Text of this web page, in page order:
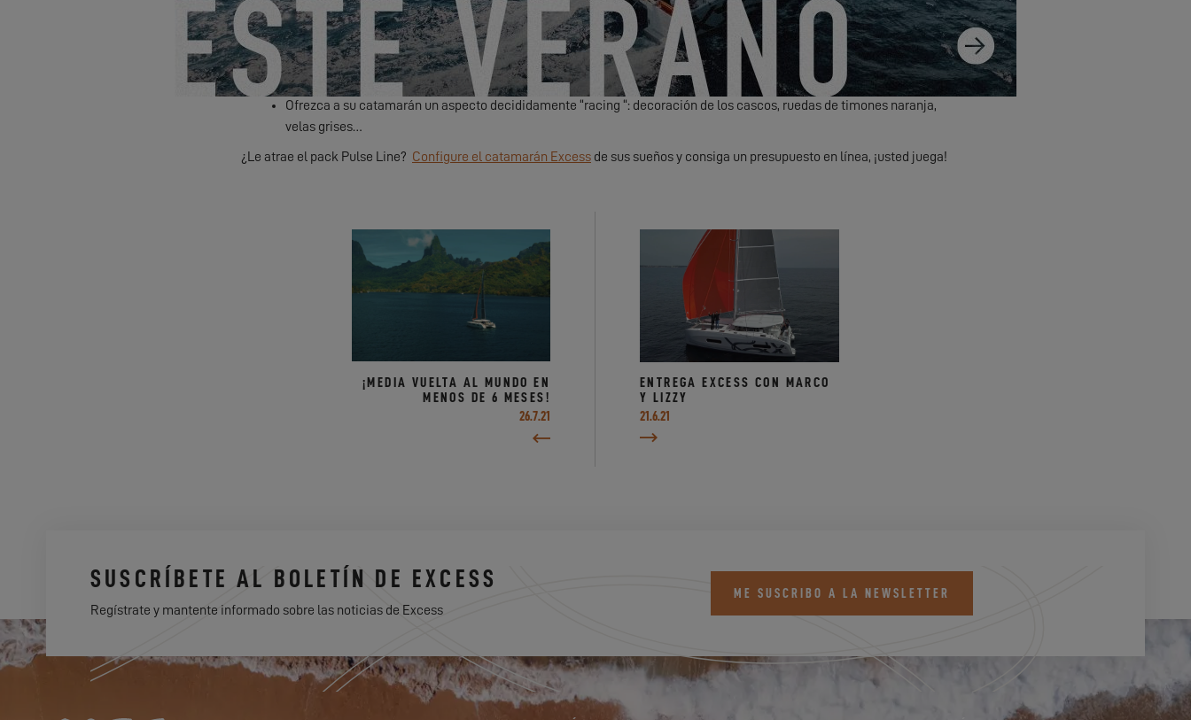
¿Pero en la práctica, en qué se traduce ?
Apague los motores antes de tiempo (a partir de 5 nudos) y navegue inmediatamente a vela.
Opte por una navegación más rápida, consiga más velocidad a vela.
Juegue con su barco: ajuste la configuración, pruebe su comportamiento, sienta su capacidad de respuesta.
Ofrezca a su catamarán un aspecto decididamente “racing “: decoración de los cascos, ruedas de timones naranja,
velas grises…
¿Le atrae el pack Pulse Line? Configure el catamarán Excess de sus sueños y consiga un presupuesto en línea, ¡usted juega!
¡MEDIA VUELTA AL MUNDO EN
MENOS DE 6 MESES!
26.7.21
ENTREGA EXCESS CON MARCO
Y LIZZY
21.6.21
SUSCRÍBETE AL BOLETÍN DE EXCESS
Regístrate y mantente informado sobre las noticias de Excess
ME SUSCRIBO A LA NEWSLETTER